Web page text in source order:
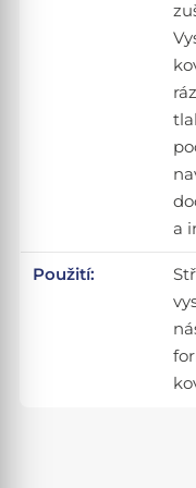
a
Použití: